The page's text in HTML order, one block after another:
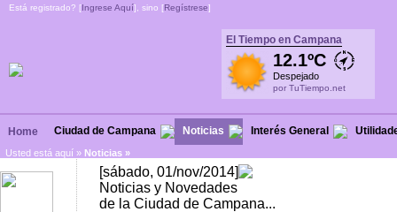
Está registrado? [Ingrese Aquí], sino [Regístrese]
El Tiempo en Campana
12.1ºC
Despejado
por TuTiempo.net
Home Ciudad de Campana Noticias Interés General
Usted está aquí » Noticias »
[sábado, 01/nov/2014]
Noticias y Novedades
de la Ciudad de Campana...